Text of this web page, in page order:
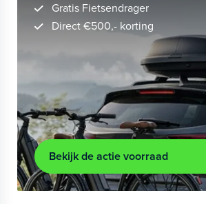
Gratis Fietsendrager
Direct €500,- korting
Bekijk de actie voorraad